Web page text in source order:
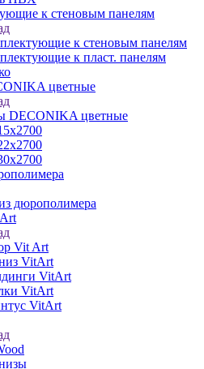
к стеновым панелям
к стеновым панелям
к пласт. панелям
цветные
DECONIKA цветные
дюрополимера
Vit Art
VitArt
VitArt
VitArt
VitArt